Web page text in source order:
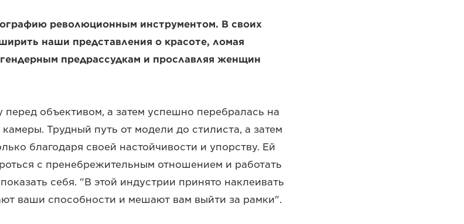
революционным инструментом. В своих
наши представления о красоте, ломая
предрассудкам и прославляя женщин
объективом, а затем успешно перебралась на
Трудный путь от модели до стилиста, а затем
благодаря своей настойчивости и упорству. Ей
с пренебрежительным отношением и работать
себя. "В этой индустрии принято наклеивать
ваши способности и мешают вам выйти за рамки".